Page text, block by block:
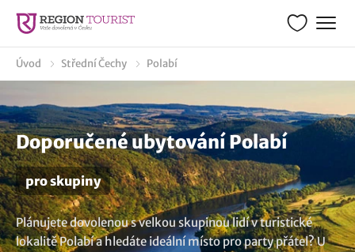
Úvod Střední Čechy Polabí
Doporučené ubytování Polabí
pro skupiny
Plánujete dovolenou s velkou skupinou lidí v turistické
lokalitě Polabí a hledáte ideální místo pro party přátel? U